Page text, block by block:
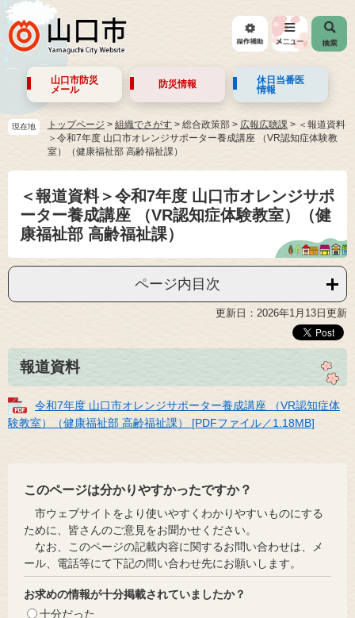
山口市防災
メール
防災情報
休日当番医
情報
現在地 トップページ > 組織でさがす > 総合政策部 > 広報広聴課 > ＜報道資料
＞令和7年度 山口市オレンジサポーター養成講座 （VR認知症体験教
室）（健康福祉部 高齢福祉課）
＜報道資料＞令和7年度 山口市オレンジサポ
ーター養成講座 （VR認知症体験教室）（健
康福祉部 高齢福祉課）
ページ内目次
更新日：2026年1月13日更新
報道資料
令和7年度 山口市オレンジサポーター養成講座 （VR認知症体
験教室）（健康福祉部 高齢福祉課） [PDFファイル／1.18MB]
このページは分かりやすかったですか？
市ウェブサイトをより使いやすくわかりやすいものにする
ために、皆さんのご意見をお聞かせください。
なお、このページの記載内容に関するお問い合わせは、メ
ール、電話等にて下記の問い合わせ先にお願いします。
お求めの情報が十分掲載されていましたか？
十分だった